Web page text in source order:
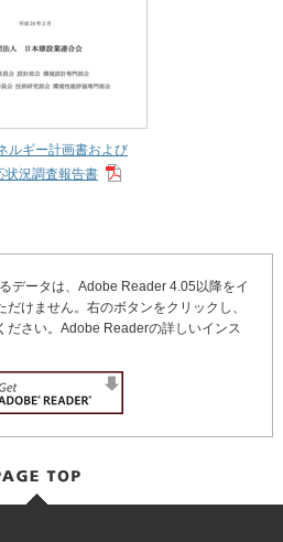
ルギー計画書および
状況調査報告書
データは、Adobe Reader 4.05以降をイ
けません。右のボタンをクリックし、
ださい。Adobe Readerの詳しいインス